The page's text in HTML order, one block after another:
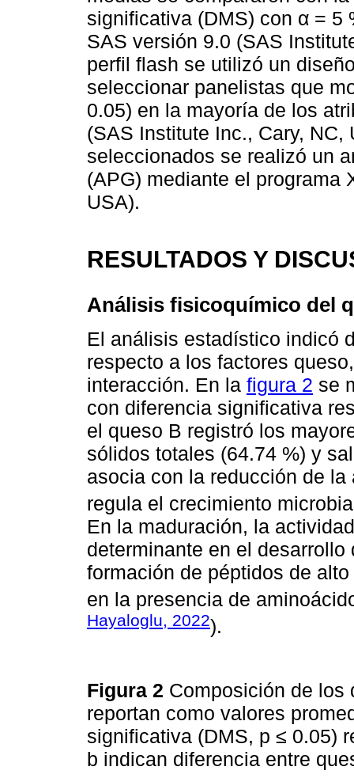
significativa (DMS) con α = 5
SAS versión 9.0 (SAS
perfil flash se utilizó un
seleccionar panelistas que
0.05) en la mayoría de los
(SAS Institute Inc., Cary,
seleccionados se realizó un
(APG) mediante el programa
USA).
RESULTADOS Y
Análisis fisicoquímico del
El análisis estadístico indicó
respecto a los factores
interacción. En la figura 2 se
con diferencia significativa
el queso B registró los
sólidos totales (64.74 %) y
asocia con la reducción de
regula el crecimiento
En la maduración, la
determinante en el
formación de péptidos de
en la presencia de
Hayaloglu, 2022).
Figura 2 Composición de los
reportan como valores
significativa (DMS, p ≤ 0.05)
b indican diferencia entre